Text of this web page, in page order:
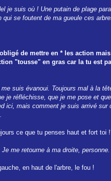
je suis où ! Une putain de plage
qui se foutent de ma gueule ces
de mettre en * les action
"tousse" en gras car la tu est
suis évanoui. Toujours mal à la
je réfléchisse, que je me pose et
ici, mais comment je suis arrivé
ce que tu penses haut et fort toi
me retourne à ma droite, personne.
en haut de l'arbre, le fou !